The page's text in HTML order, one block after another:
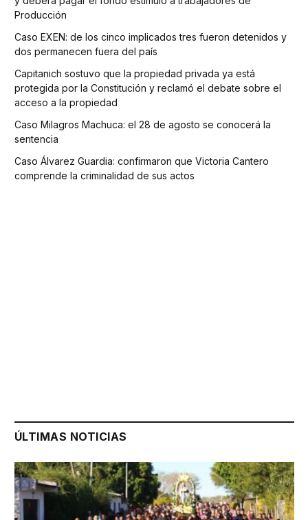
Producción
Caso EXEN: de los cinco implicados tres fueron detenidos y
dos permanecen fuera del país
Capitanich sostuvo que la propiedad privada ya está
protegida por la Constitución y reclamó el debate sobre el
acceso a la propiedad
Caso Milagros Machuca: el 28 de agosto se conocerá la
sentencia
Caso Álvarez Guardia: confirmaron que Victoria Cantero
comprende la criminalidad de sus actos
ÚLTIMAS NOTICIAS